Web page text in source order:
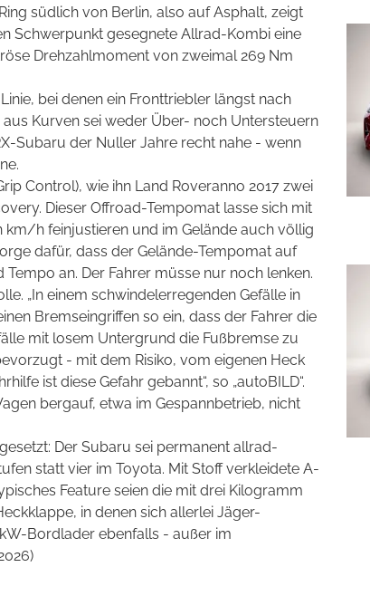
südlich von Berlin, also auf Asphalt, zeigt
Schwerpunkt gesegnete Allrad-Kombi eine
Drehzahlmoment von zweimal 269 Nm
bei denen ein Fronttriebler längst nach
Kurven sei weder Über- noch Untersteuern
Subaru der Nuller Jahre recht nahe - wenn
Control), wie ihn Land Roveranno 2017 zwei
Dieser Offroad-Tempomat lasse sich mit
h feinjustieren und im Gelände auch völlig
dafür, dass der Gelände-Tempomat auf
an. Der Fahrer müsse nur noch lenken.
„In einem schwindelerregenden Gefälle in
Bremseingriffen so ein, dass der Fahrer die
mit losem Untergrund die Fußbremse zu
- mit dem Risiko, vom eigenen Heck
ist diese Gefahr gebannt“, so „autoBILD“.
bergauf, etwa im Gespannbetrieb, nicht
Der Subaru sei permanent allrad-
statt vier im Toyota. Mit Stoff verkleidete A-
Feature seien die mit drei Kilogramm
in denen sich allerlei Jäger-
Bordlader ebenfalls - außer im